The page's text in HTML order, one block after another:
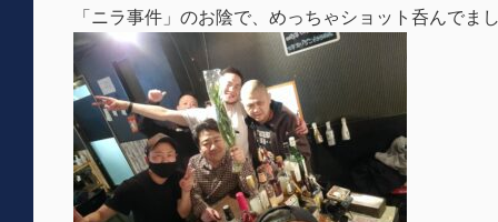
「ニラ事件」のお陰で、めっちゃショット呑んでまし